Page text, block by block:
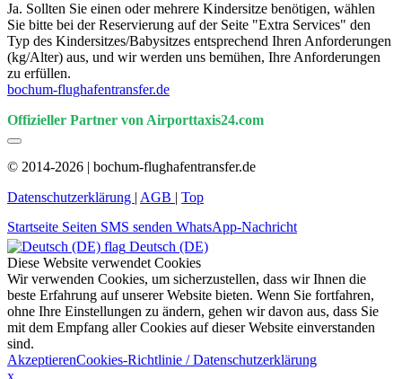
Ja. Sollten Sie einen oder mehrere Kindersitze benötigen, wählen
Sie bitte bei der Reservierung auf der Seite "Extra Services" den
Typ des Kindersitzes/Babysitzes entsprechend Ihren Anforderungen
(kg/Alter) aus, und wir werden uns bemühen, Ihre Anforderungen
zu erfüllen.
bochum-flughafentransfer.de
Offizieller Partner von Airporttaxis24.com
© 2014-2026 | bochum-flughafentransfer.de
Datenschutzerklärung | AGB | Top
Startseite Seiten SMS senden WhatsApp-Nachricht
Deutsch (DE)
Diese Website verwendet Cookies
Wir verwenden Cookies, um sicherzustellen, dass wir Ihnen die
beste Erfahrung auf unserer Website bieten. Wenn Sie fortfahren,
ohne Ihre Einstellungen zu ändern, gehen wir davon aus, dass Sie
mit dem Empfang aller Cookies auf dieser Website einverstanden
sind.
AkzeptierenCookies-Richtlinie / Datenschutzerklärung